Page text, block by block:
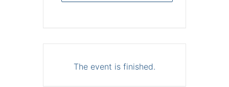
The event is finished.